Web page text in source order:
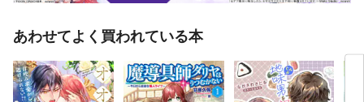
あわせてよく買われている本